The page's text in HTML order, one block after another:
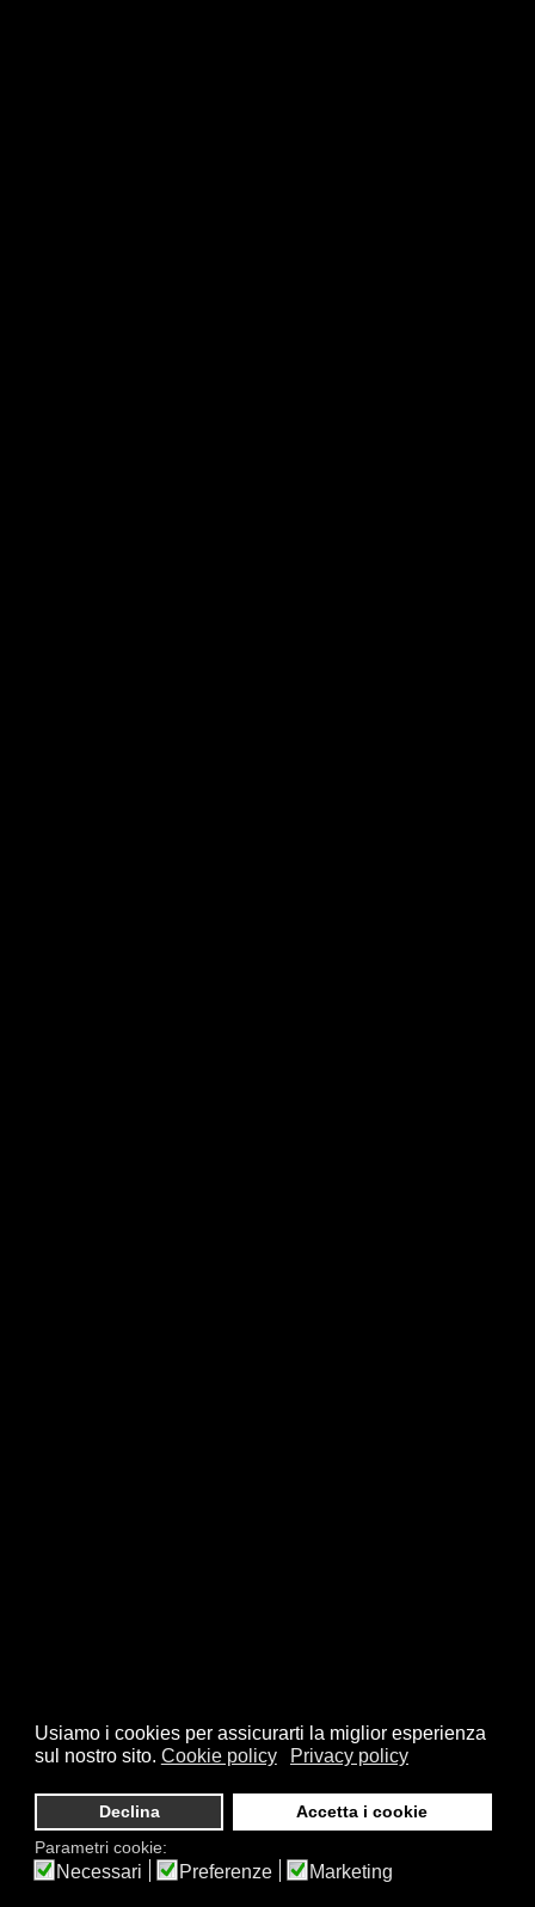
Usiamo i cookies per assicurarti la miglior esperienza
sul nostro sito. Cookie policy Privacy policy
Declina
Accetta i cookie
Parametri cookie:
Necessari Preferenze Marketing